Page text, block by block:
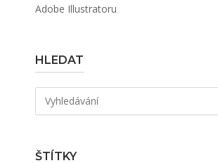
Adobe Illustratoru
HLEDAT
Hledat:
ŠTÍTKY